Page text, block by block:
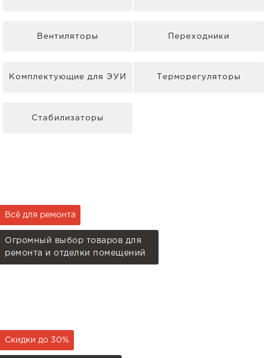
Вентиляторы Переходники
Комплектующие для ЭУИ Терморегуляторы
Стабилизаторы
Всё для ремонта
Огромный выбор товаров для
ремонта и отделки помещений
Скидки до 30%